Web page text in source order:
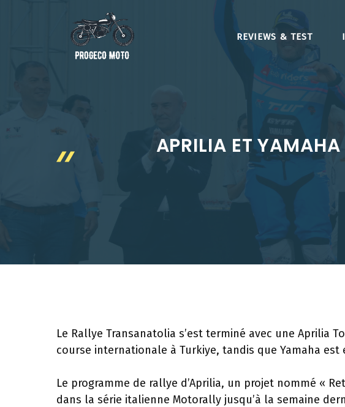
REVIEWS & TEST
APRILIA ET YAMAHA
Le Rallye Transanatolia s’est terminé avec une Aprilia
course internationale à Turkiye, tandis que Yamaha est
Le programme de rallye d’Aprilia, un projet nommé «
dans la série italienne Motorally jusqu’à la semaine